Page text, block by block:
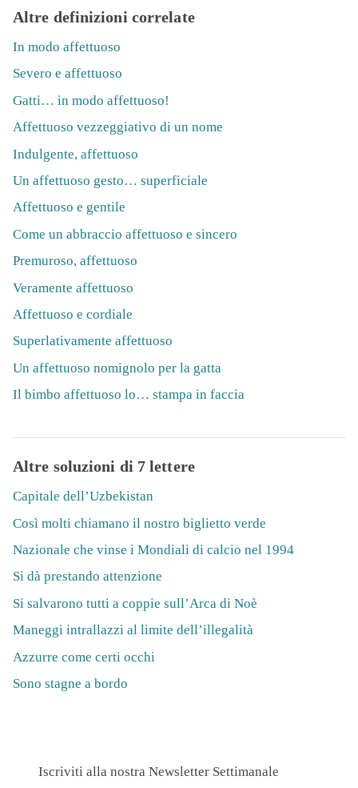
Altre definizioni correlate
In modo affettuoso
Severo e affettuoso
Gatti… in modo affettuoso!
Affettuoso vezzeggiativo di un nome
Indulgente, affettuoso
Un affettuoso gesto… superficiale
Affettuoso e gentile
Come un abbraccio affettuoso e sincero
Premuroso, affettuoso
Veramente affettuoso
Affettuoso e cordiale
Superlativamente affettuoso
Un affettuoso nomignolo per la gatta
Il bimbo affettuoso lo… stampa in faccia
Altre soluzioni di 7 lettere
Capitale dell’Uzbekistan
Così molti chiamano il nostro biglietto verde
Nazionale che vinse i Mondiali di calcio nel 1994
Si dà prestando attenzione
Si salvarono tutti a coppie sull’Arca di Noè
Maneggi intrallazzi al limite dell’illegalità
Azzurre come certi occhi
Sono stagne a bordo
Iscriviti alla nostra Newsletter Settimanale